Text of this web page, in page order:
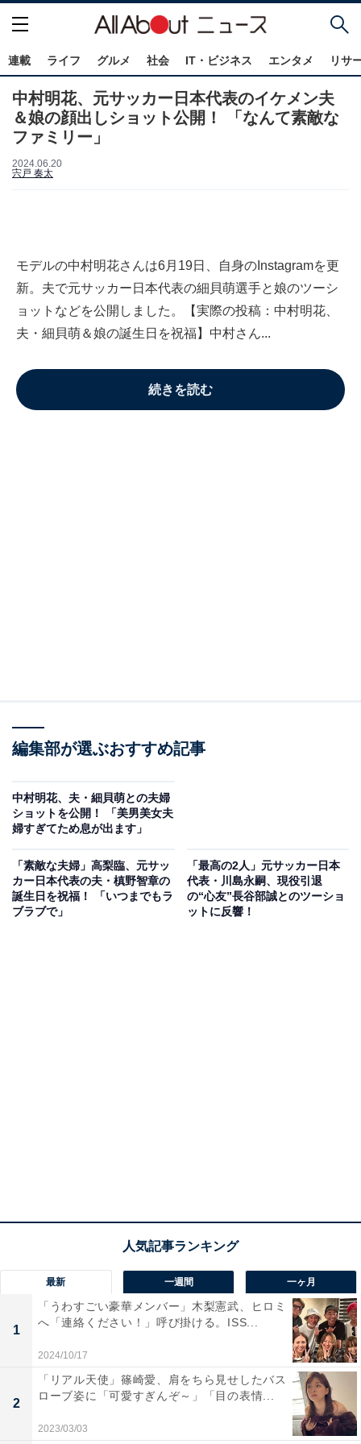
連載 ライフ グルメ 社会 IT・ビジネス エンタメ リサ
中村明花、元サッカー日本代表のイケメン夫
＆娘の顔出しショット公開！ 「なんて素敵な
ファミリー」
2024.06.20
宍戸 奏太
モデルの中村明花さんは6月19日、自身のInstagramを更
新。夫で元サッカー日本代表の細貝萌選手と娘のツーシ
ョットなどを公開しました。【実際の投稿：中村明花、
夫・細貝萌＆娘の誕生日を祝福】中村さん...
続きを読む
編集部が選ぶおすすめ記事
中村明花、夫・細貝萌との夫婦
ショットを公開！ 「美男美女夫
婦すぎてため息が出ます」
「素敵な夫婦」高梨臨、元サッ
カー日本代表の夫・槙野智章の
誕生日を祝福！ 「いつまでもラ
ブラブで」
「最高の2人」元サッカー日本
代表・川島永嗣、現役引退
の“心友”長谷部誠とのツーショ
ットに反響！
最新 一週間 一ヶ月
1
「うわすごい豪華メンバー」木梨憲武、ヒロミ
へ「連絡ください！」呼び掛ける。ISS...
2024/10/17
2
「リアル天使」篠崎愛、肩をちら見せしたバス
ローブ姿に「可愛すぎんぞ～」「目の表情...
2023/03/03